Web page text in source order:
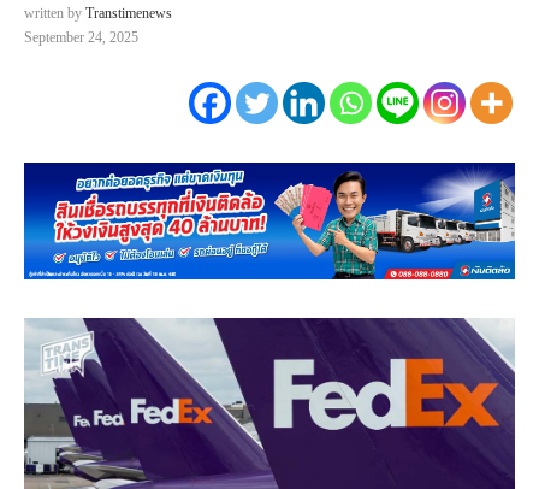
written by Transtimenews
September 24, 2025